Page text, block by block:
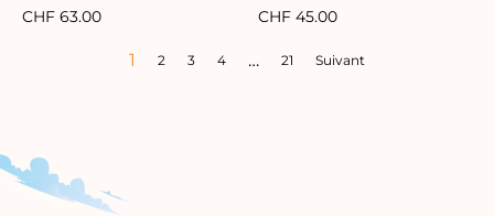
CHF 63.00 CHF 45.00
1 2 3 4 … 21 Suivant